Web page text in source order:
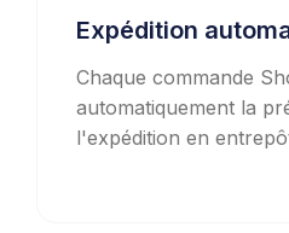
Expédition
Chaque commande
automatiquement la
l'expédition en